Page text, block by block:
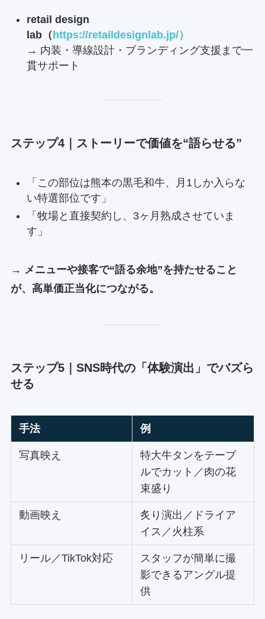
retail design
lab（ https://retaildesignlab.jp/）
→ 内装・導線設計・ブランディング支援まで一
貫サポート
ステップ4｜ストーリーで価値を“語らせる”
「この部位は熊本の黒毛和牛、月1しか入らな
い特選部位です」
「牧場と直接契約し、3ヶ月熟成させていま
す」
→ メニューや接客で“語る余地”を持たせること
が、高単価正当化につながる。
ステップ5｜SNS時代の「体験演出」でバズら
せる
手法 例
写真映え
特大牛タンをテーブ
ルでカット／肉の花
束盛り
動画映え
炙り演出／ドライア
イス／火柱系
リール／TikTok対応
スタッフが簡単に撮
影できるアングル提
供